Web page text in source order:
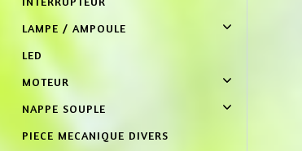
LAMPE / AMPOULE
LED
MOTEUR
NAPPE SOUPLE
PIECE MECANIQUE DIVERS